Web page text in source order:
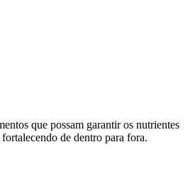
que possam garantir os nutrientes
fortalecendo de dentro para fora.